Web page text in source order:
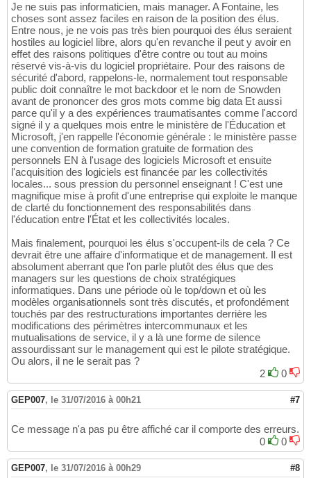
Je ne suis pas informaticien, mais manager. A Fontaine, les
choses sont assez faciles en raison de la position des élus.
Entre nous, je ne vois pas très bien pourquoi des élus seraient
hostiles au logiciel libre, alors qu'en revanche il peut y avoir en
effet des raisons politiques d'être contre ou tout au moins
réservé vis-à-vis du logiciel propriétaire. Pour des raisons de
sécurité d'abord, rappelons-le, normalement tout responsable
public doit connaître le mot backdoor et le nom de Snowden
avant de prononcer des gros mots comme big data Et aussi
parce qu'il y a des expériences traumatisantes comme l'accord
signé il y a quelques mois entre le ministère de l'Éducation et
Microsoft, j'en rappelle l'économie générale : le ministère passe
une convention de formation gratuite de formation des
personnels EN à l'usage des logiciels Microsoft et ensuite
l'acquisition des logiciels est financée par les collectivités
locales... sous pression du personnel enseignant ! C'est une
magnifique mise à profit d'une entreprise qui exploite le manque
de clarté du fonctionnement des responsabilités dans
l'éducation entre l'État et les collectivités locales.
Mais finalement, pourquoi les élus s'occupent-ils de cela ? Ce
devrait être une affaire d'informatique et de management. Il est
absolument aberrant que l'on parle plutôt des élus que des
managers sur les questions de choix stratégiques
informatiques. Dans une période où le top/down et où les
modèles organisationnels sont très discutés, et profondément
touchés par des restructurations importantes derrière les
modifications des périmètres intercommunaux et les
mutualisations de service, il y a là une forme de silence
assourdissant sur le management qui est le pilote stratégique.
Ou alors, il ne le serait pas ?
2
0
GEP007, le 31/07/2016 à 00h21 #7
Ce message n'a pas pu être affiché car il comporte des erreurs.
0
0
GEP007, le 31/07/2016 à 00h29 #8